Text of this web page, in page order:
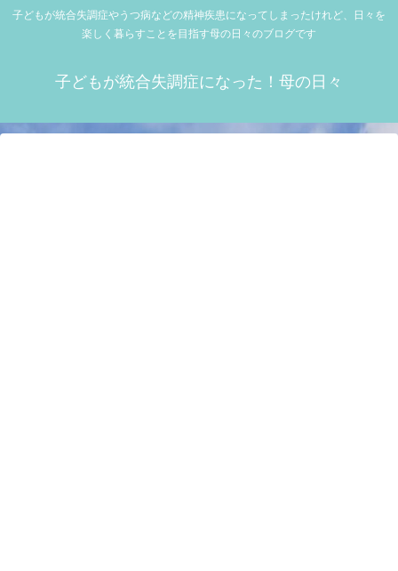
子どもが統合失調症やうつ病などの精神疾患になってしまったけれど、日々を
楽しく暮らすことを目指す母の日々のブログです
子どもが統合失調症になった！母の日々